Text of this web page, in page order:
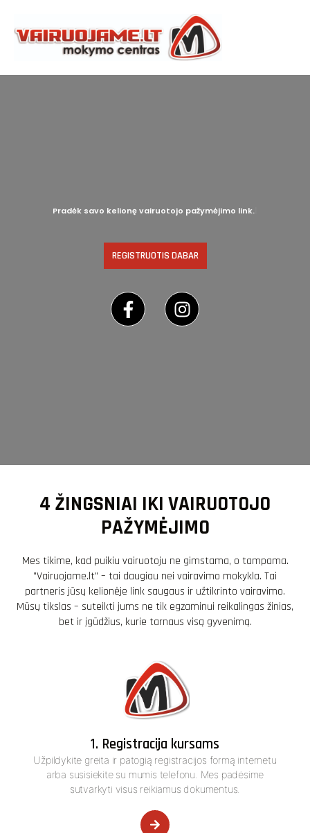
Pradėk savo kelionę vairuotojo pažymėjimo link.
REGISTRUOTIS DABAR
4 ŽINGSNIAI IKI VAIRUOTOJO
PAŽYMĖJIMO
Mes tikime, kad puikiu vairuotoju ne gimstama, o tampama.
"Vairuojame.lt" – tai daugiau nei vairavimo mokykla. Tai
partneris jūsų kelionėje link saugaus ir užtikrinto vairavimo.
Mūsų tikslas – suteikti jums ne tik egzaminui reikalingas žinias,
bet ir įgūdžius, kurie tarnaus visą gyvenimą.
1. Registracija kursams
Užpildykite greita ir patogią registracijos formą internetu
arba susisiekite su mumis telefonu. Mes padėsime
sutvarkyti visus reikiamus dokumentus.